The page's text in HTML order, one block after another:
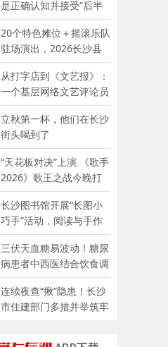
是正确认知并接受“后半
程”
20个特色摊位＋摇滚乐队
驻场演出，2026长沙县
夜市嘉年华启幕
从打字店到《文艺报》：
一个基层网络文艺评论员
的突围
立秋第一杯，他们在长沙
街头喝到了
“天花板对决”上演 《歌手
2026》歌王之战今晚打
响
长沙图书馆开展“长图小
巧手”活动，阅读与手作
赋能少儿暑期成长
三伏天血糖易波动！糖尿
病患者中西医结合饮食调
养指南
连续夜查“揪”隐患！长沙
市住建部门多措并举筑牢